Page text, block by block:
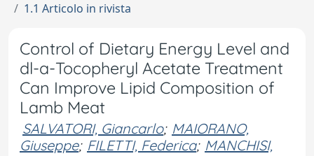
1.1 Articolo in rivista
Control of Dietary Energy Level and
dl-a-Tocopheryl Acetate Treatment
Can Improve Lipid Composition of
Lamb Meat
SALVATORI, Giancarlo; MAIORANO,
Giuseppe; FILETTI, Federica; MANCHISI,